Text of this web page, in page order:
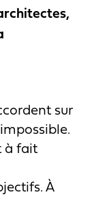
sur
à fait
À